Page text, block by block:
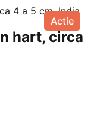
Actie
hart, circa